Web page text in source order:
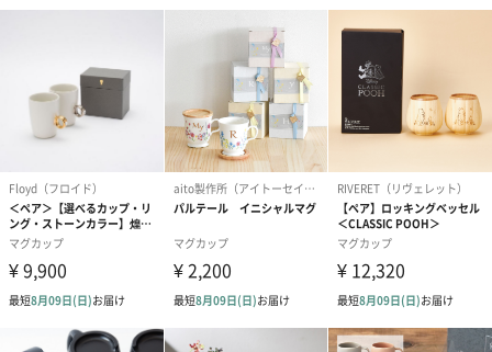
「キャメル」と「レッド」が新登場！
どなたでも使いやすい6色のラインナップからお選びいただけま
内祝いや送別会などのギフトにおすすめ
こだわり抜いてつくりあげたマグカップと、2種類から選べる紅茶
をセットにしたタンプ限定のギフトです。内祝いや送別会など、